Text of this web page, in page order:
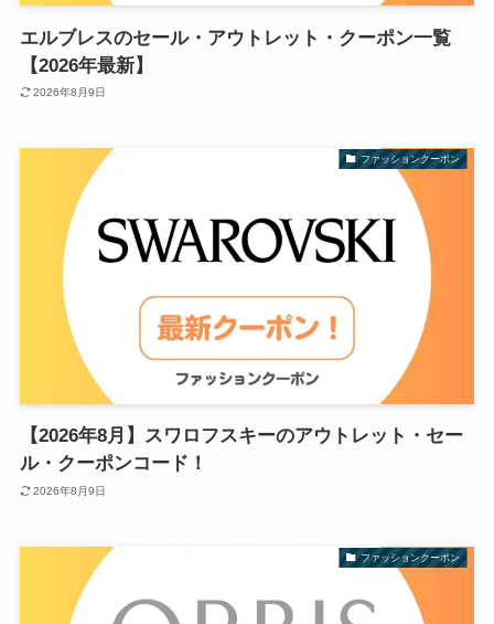
エルブレスのセール・アウトレット・クーポン一覧
【2026年最新】
2026年8月9日
ファッションクーポン
【2026年8月】スワロフスキーのアウトレット・セー
ル・クーポンコード！
2026年8月9日
ファッションクーポン